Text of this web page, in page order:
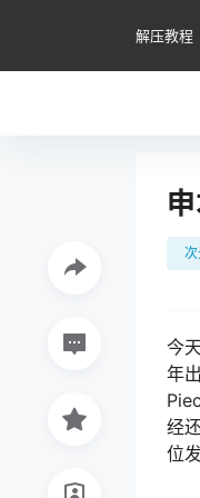
解压教程
今
年
经
位